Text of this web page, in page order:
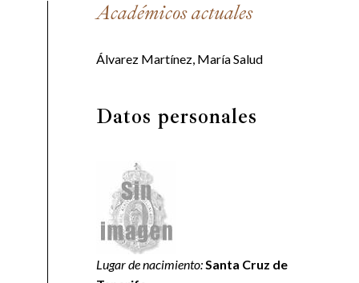
Académicos actuales
Álvarez Martínez, María Salud
Datos personales
Lugar de nacimiento:Santa Cruz de